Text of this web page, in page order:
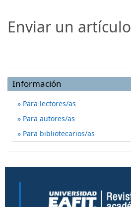
Enviar un artículo
Información
Para lectores/as
Para autores/as
Para bibliotecarios/as